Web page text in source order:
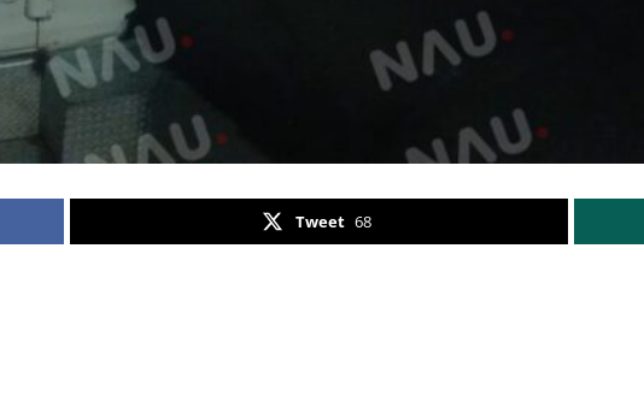
Tweet 68